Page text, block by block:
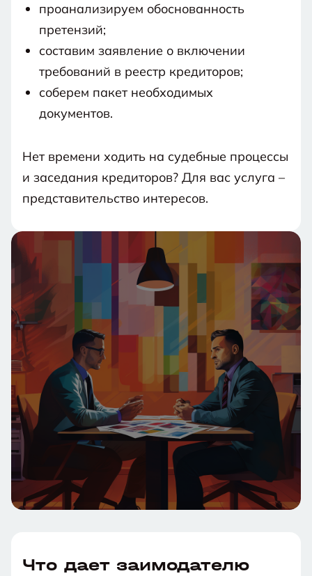
проанализируем обоснованность
претензий;
составим заявление о включении
требований в реестр кредиторов;
соберем пакет необходимых
документов.
Нет времени ходить на судебные процессы
и заседания кредиторов? Для вас услуга –
представительство интересов.
Что дает заимодателю